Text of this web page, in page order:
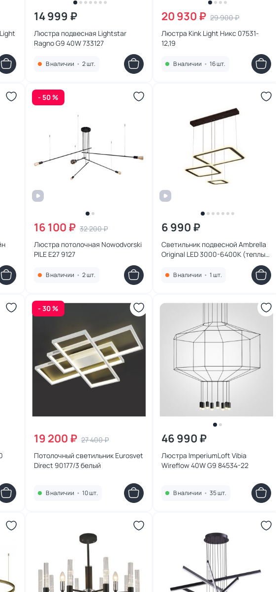
14 999 ₽
Люстра подвесная Lightstar
Ragno G9 40W 733127
В наличии • 2 шт.
20 930 ₽ 29 900 ₽
Люстра Kink Light Никс 07531-
12,19
В наличии • 16 шт.
- 50 %
16 100 ₽ 32 200 ₽
Люстра потолочная Nowodvorski
PILE E27 9127
В наличии • 2 шт.
6 990 ₽
Светильник подвесной Ambrella
Original LED 3000-6400К (теплый,
В наличии • 1 шт.
- 30 %
19 200 ₽ 27 400 ₽
Потолочный светильник Eurosvet
Direct 90177/3 белый
В наличии • 10 шт.
46 990 ₽
Люстра ImperiumLoft Vibia
Wireflow 40W G9 84534-22
В наличии • 35 шт.